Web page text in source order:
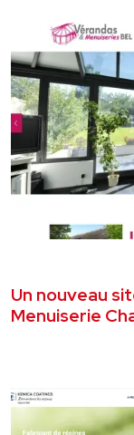
Un nouveau
Menuiserie